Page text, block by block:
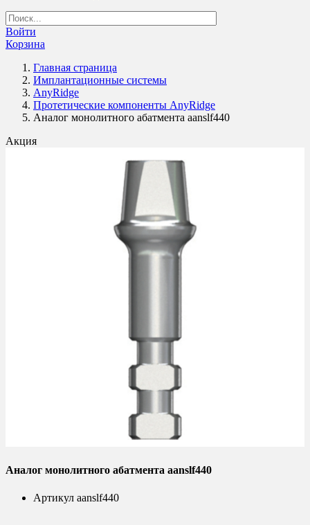
Войти
Корзина
Главная страница
Имплантационные системы
AnyRidge
Протетические компоненты AnyRidge
Аналог монолитного абатмента aanslf440
Акция
Аналог монолитного абатмента aanslf440
Артикул aanslf440